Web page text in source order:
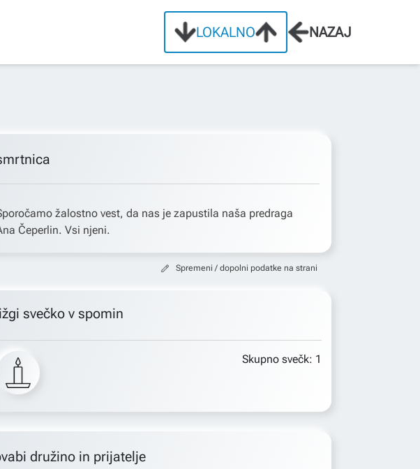
LOKALNO NAZAJ
žalostno vest, da nas je zapustila naša predraga
Čeperlin. Vsi njeni.
Spremeni / dopolni podatke na strani
svečko v spomin
Skupno svečk: 1
družino in prijatelje